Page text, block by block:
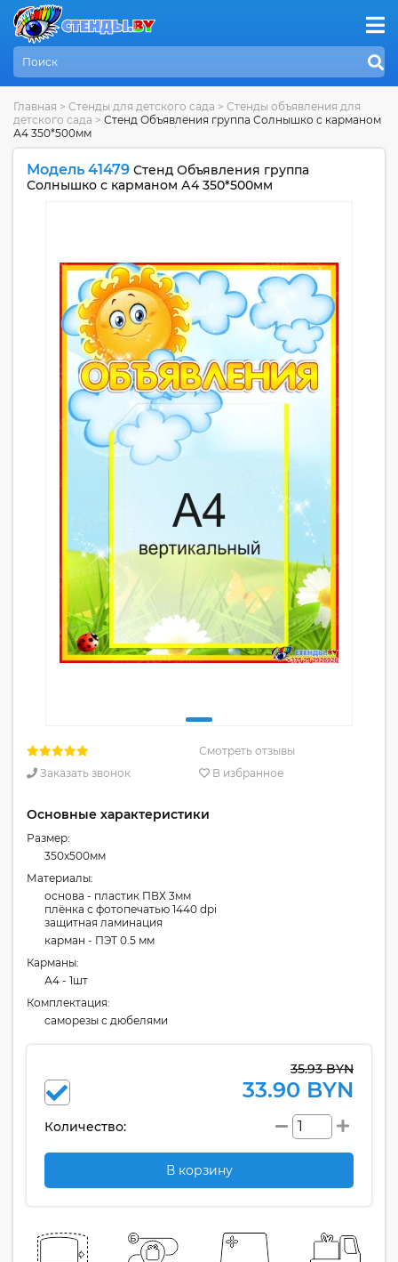
Главная > Стенды для детского сада > Стенды объявления для
детского сада > Стенд Объявления группа Солнышко с карманом
А4 350*500мм
Модель 41479 Стенд Объявления группа
Солнышко с карманом А4 350*500мм
Смотреть отзывы
Заказать звонок
В избранное
Основные характеристики
Размер:
350x500мм
Материалы:
основа - пластик ПВХ 3мм
плёнка с фотопечатью 1440 dpi
защитная ламинация
карман - ПЭТ 0.5 мм
Карманы:
А4 - 1шт
Комплектация:
cаморезы с дюбелями
35.93 BYN
33.90 BYN
Количество:
В корзину